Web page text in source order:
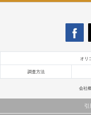
オリ
調査方法
会社
引